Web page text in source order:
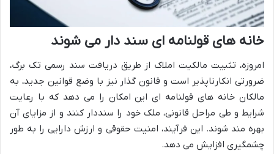
خانه های قولنامه ای سند دار می شوند
امروزه، تثبیت مالکیت املاک از طریق دریافت سند رسمی تک برگ،
ضرورتی انکارناپذیر است و قانون گذار نیز با وضع قوانین جدید، به
مالکان خانه های قولنامه ای این امکان را می دهد که با رعایت
شرایط و طی مراحل قانونی، ملک خود را سنددار کنند و از مزایای آن
بهره مند شوند. این فرآیند، امنیت حقوقی و ارزش دارایی را به طور
چشمگیری افزایش می دهد.